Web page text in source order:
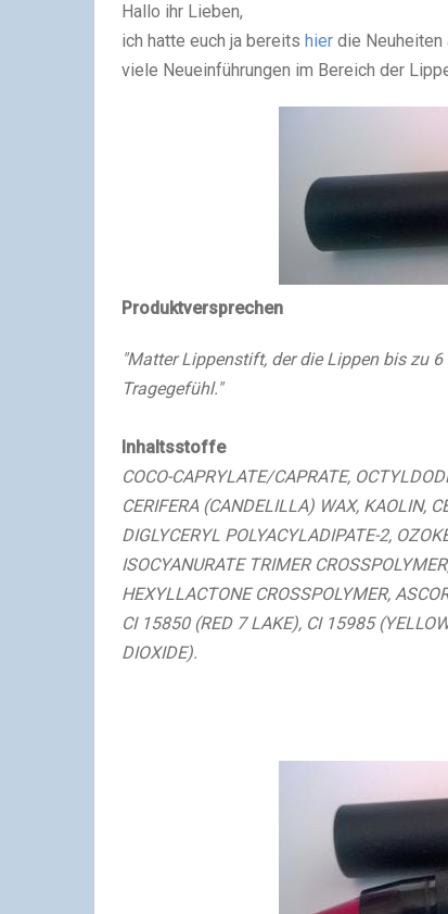
Hallo ihr Lieben,
ich hatte euch ja bereits hier die Neuheiten
viele Neueinführungen im Bereich der
Produktversprechen
"Matter Lippenstift, der die Lippen bis zu
Tragegefühl."
Inhaltsstoffe
COCO-CAPRYLATE/CAPRATE,
CERIFERA (CANDELILLA) WAX, KAOLIN,
DIGLYCERYL POLYACYLADIPATE-2,
ISOCYANURATE TRIMER
HEXYLLACTONE CROSSPOLYMER,
CI 15850 (RED 7 LAKE), CI 15985
DIOXIDE).